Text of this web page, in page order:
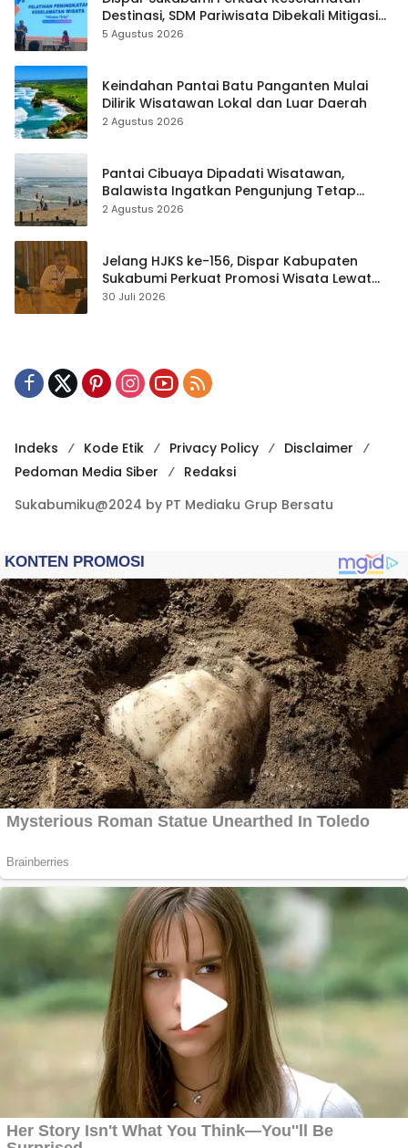
Destinasi, SDM Pariwisata Dibekali Mitigasi
hingga Teknik Evakuasi
5 Agustus 2026
Keindahan Pantai Batu Panganten Mulai
Dilirik Wisatawan Lokal dan Luar Daerah
2 Agustus 2026
Pantai Cibuaya Dipadati Wisatawan,
Balawista Ingatkan Pengunjung Tetap
Waspada
2 Agustus 2026
Jelang HJKS ke-156, Dispar Kabupaten
Sukabumi Perkuat Promosi Wisata Lewat
Publikasi Digital
30 Juli 2026
Indeks Kode Etik Privacy Policy
Disclaimer
Pedoman Media Siber
Redaksi
Sukabumiku@2024 by PT Mediaku Grup Bersatu